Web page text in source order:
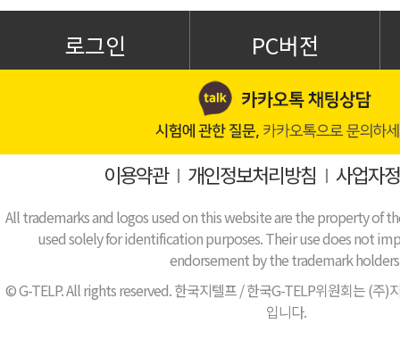
로그인 PC버전
이용약관I 개인정보처리방침 I 사업자
All trademarks and logos used on this website are the property of
used solely for identification purposes. Their use does not
endorsement by the trademark
© G-TELP. All rights reserved. 한국지텔프 / 한국G-TELP위원회는 (주)
입니다.